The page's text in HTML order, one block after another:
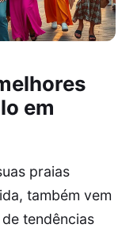
em
praias
também vem
tendências